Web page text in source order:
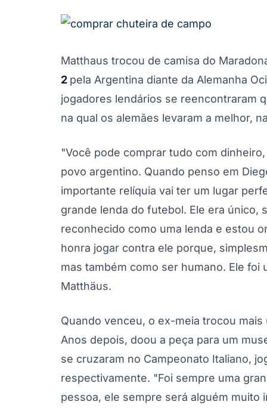
Matthaus trocou de camisa do
2 pela Argentina diante da Alemanha
jogadores lendários se reencontraram
na qual os alemães levaram a melhor,
"Você pode comprar tudo com
povo argentino. Quando penso em
importante relíquia vai ter um lugar
grande lenda do futebol. Ele era único,
reconhecido como uma lenda e estou
honra jogar contra ele porque,
mas também como ser humano. Ele
Matthäus.
Quando venceu, o ex-meia trocou
Anos depois, doou a peça para um
se cruzaram no Campeonato Italiano,
respectivamente. "Foi sempre uma
pessoa, ele sempre será alguém muito